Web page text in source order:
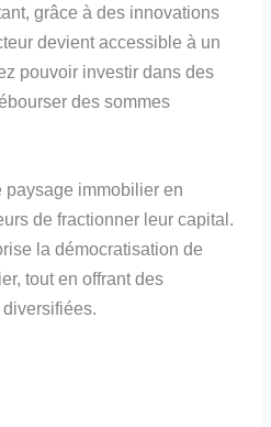
grâce à des innovations
devient accessible à un
pouvoir investir dans des
des sommes
immobilier en
de fractionner leur capital.
la démocratisation de
tout en offrant des